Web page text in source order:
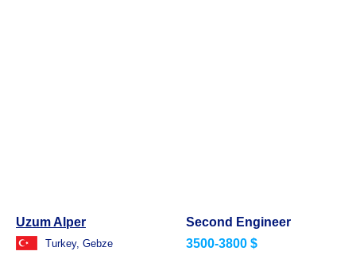
Uzum Alper
Turkey, Gebze
Second Engineer
3500-3800 $